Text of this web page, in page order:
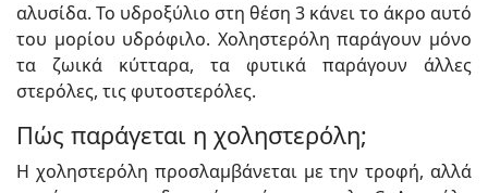
αλυσίδα. Το υδροξύλιο στη θέση 3 κάνει το άκρο αυτό
του μορίου υδρόφιλο. Χοληστερόλη παράγουν μόνο
τα ζωικά κύτταρα, τα φυτικά παράγουν άλλες
στερόλες, τις φυτοστερόλες.
Πώς παράγεται η χοληστερόλη;
Η χοληστερόλη προσλαμβάνεται με την τροφή, αλλά